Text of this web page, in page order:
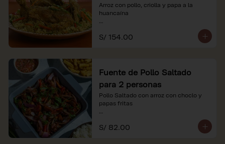
Arroz con pollo, criolla y papa a la
huancaína
*Nuestros precios están expresados en
soles e incluyen impuestos de ley y
S/ 154.00
Fuente de Pollo Saltado
para 2 personas
Pollo Saltado con arroz con choclo y
papas fritas
*Nuestros precios están expresados en
soles e incluyen impuestos de ley y
S/ 82.00